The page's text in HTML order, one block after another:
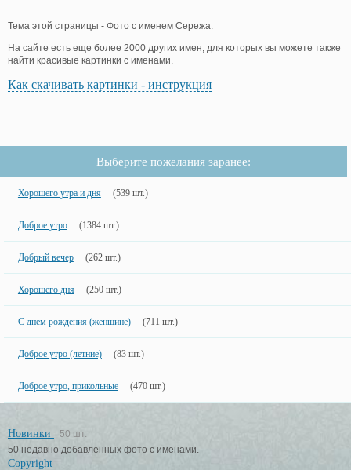
Тема этой страницы - Фото с именем Сережа.
На сайте есть еще более 2000 других имен, для которых вы можете также
найти красивые картинки с именами.
Как скачивать картинки - инструкция
Выберите пожелания заранее:
Хорошего утра и дня (539 шт.)
Доброе утро (1384 шт.)
Добрый вечер (262 шт.)
Хорошего дня (250 шт.)
С днем рождения (женщине) (711 шт.)
Доброе утро (летние) (83 шт.)
Доброе утро, прикольные (470 шт.)
Новинки
50 шт.
50 недавно добавленных фото с именами.
Copyright